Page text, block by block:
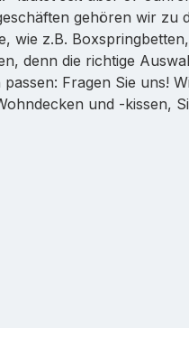
gehören wir zu
wie z.B.
denn die richtige
Fragen Sie uns!
und -kissen,